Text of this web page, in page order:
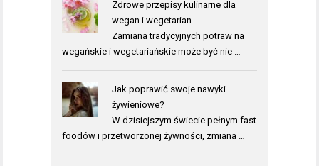
Zdrowe przepisy kulinarne dla
wegan i wegetarian
Zamiana tradycyjnych potraw na
wegańskie i wegetariańskie może być nie …
Jak poprawić swoje nawyki
żywieniowe?
W dzisiejszym świecie pełnym fast
foodów i przetworzonej żywności, zmiana …